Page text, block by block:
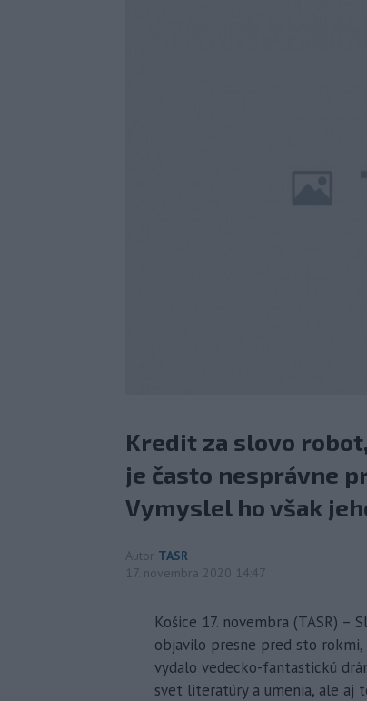
Kredit za slovo
je často nesprávne
Vymyslel ho však
Autor TASR
17. novembra 2020 14:47
Košice 17. novembra (TASR)
objavilo presne pred sto
vydalo vedecko-fantastickú
svet literatúry a umenia, ale aj